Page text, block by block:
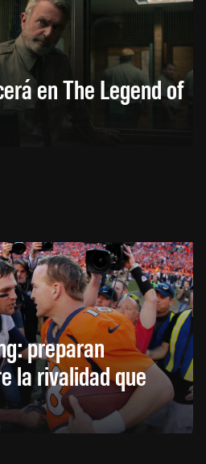
en The Legend of
preparan
la rivalidad que